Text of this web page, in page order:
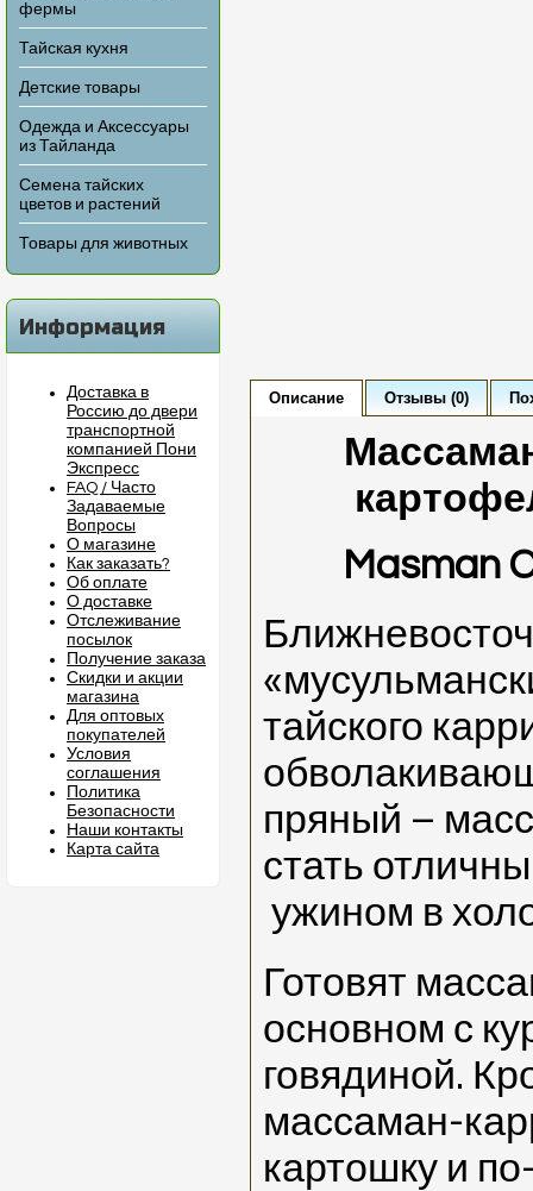
фермы
Тайская кухня
Детские товары
Одежда и Аксессуары
из Тайланда
Семена тайских
цветов и растений
Товары для животных
Информация
Доставка в
Россию до двери
транспортной
компанией Пони
Экспресс
FAQ / Часто
Задаваемые
Вопросы
О магазине
Как заказать?
Об оплате
О доставке
Отслеживание
посылок
Получение заказа
Скидки и акции
магазина
Для оптовых
покупателей
Условия
соглашения
Политика
Безопасности
Наши контакты
Карта сайта
Описание Отзывы (0)
Masman
тайского
пряный –
стать
ужином в
Готовят
основном с
говядиной.
массаман-
картошку и